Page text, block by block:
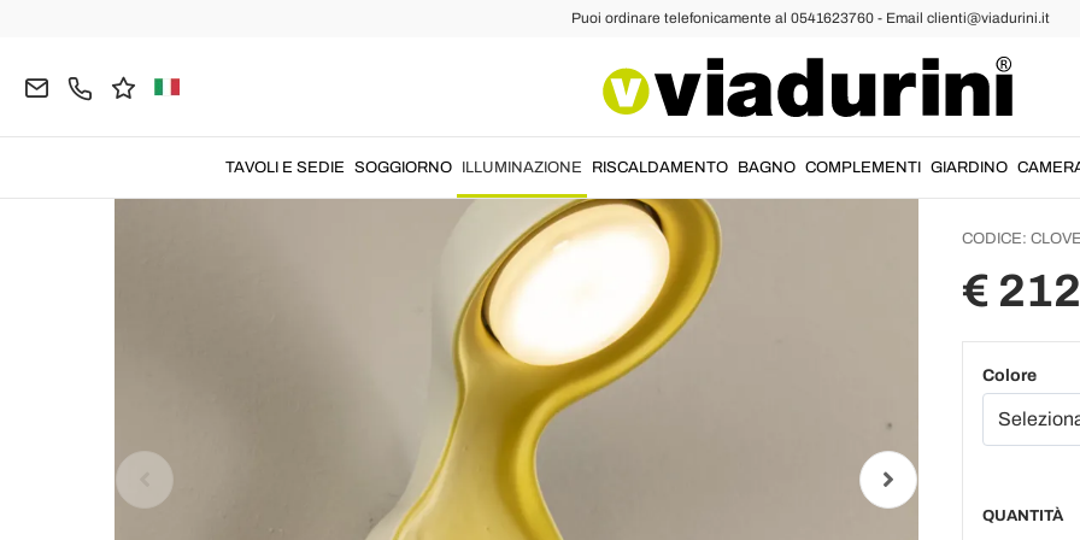
Puoi ordinare telefonicamente al 0541623760 - Email clienti@viadurini.it
TAVOLI E SEDIE SOGGIORNO ILLUMINAZIONE RISCALDAMENTO BAGNO COMPLEMENTI GIARDINO
Italia -
CODICE:
€
Colore
QUANTITÀ